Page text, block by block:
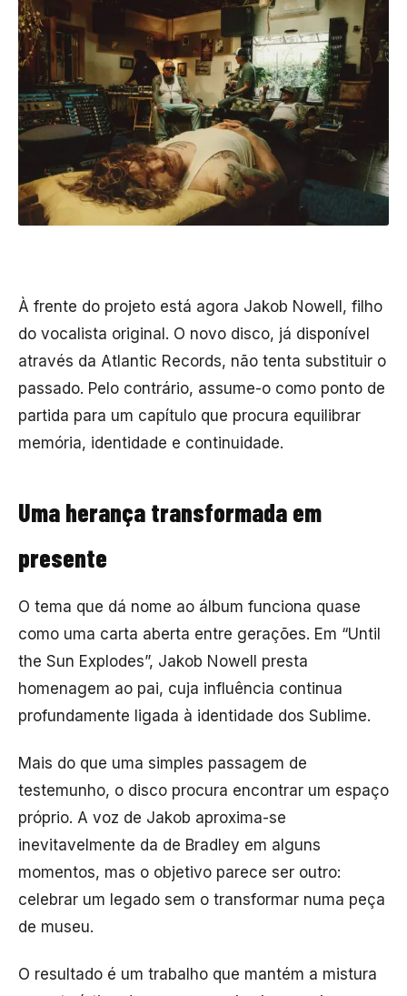
À frente do projeto está agora Jakob Nowell, filho
do vocalista original. O novo disco, já disponível
através da Atlantic Records, não tenta substituir o
passado. Pelo contrário, assume-o como ponto de
partida para um capítulo que procura equilibrar
memória, identidade e continuidade.
Uma herança transformada em
presente
O tema que dá nome ao álbum funciona quase
como uma carta aberta entre gerações. Em “Until
the Sun Explodes”, Jakob Nowell presta
homenagem ao pai, cuja influência continua
profundamente ligada à identidade dos Sublime.
Mais do que uma simples passagem de
testemunho, o disco procura encontrar um espaço
próprio. A voz de Jakob aproxima-se
inevitavelmente da de Bradley em alguns
momentos, mas o objetivo parece ser outro:
celebrar um legado sem o transformar numa peça
de museu.
O resultado é um trabalho que mantém a mistura